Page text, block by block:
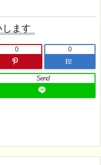
ます
0
B!
0
Send